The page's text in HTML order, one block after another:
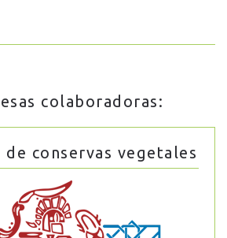
colaboradoras:
de conservas vegetales